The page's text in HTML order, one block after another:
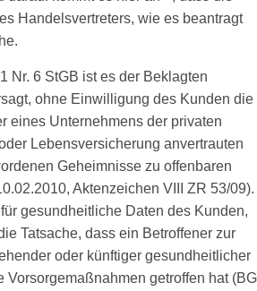
Handelsvertreters, wie es beantragt
Nr. 6 StGB ist es der Beklagten
ohne Einwilligung des Kunden die
eines Unternehmens der privaten
Lebensversicherung anvertrauten
Geheimnisse zu offenbaren
Aktenzeichen VIII ZR 53/09).
gesundheitliche Daten des Kunden,
Tatsache, dass ein Betroffener zur
oder künftiger gesundheitlicher
Vorsorgemaßnahmen getroffen hat